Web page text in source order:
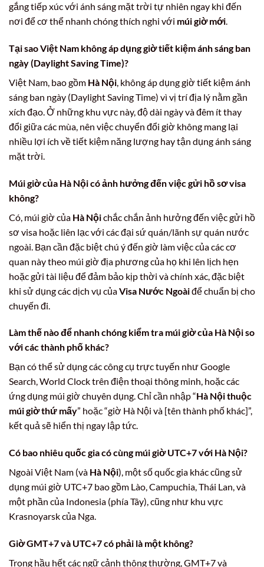
gắng tiếp xúc với ánh sáng mặt trời tự nhiên ngay khi đến
nơi để cơ thể nhanh chóng thích nghi với múi giờ mới.
Tại sao Việt Nam không áp dụng giờ tiết kiệm ánh sáng ban
ngày (Daylight Saving Time)?
Việt Nam, bao gồm Hà Nội , không áp dụng giờ tiết kiệm ánh
sáng ban ngày (Daylight Saving Time) vì vị trí địa lý nằm gần
xích đạo. Ở những khu vực này, độ dài ngày và đêm ít thay
đổi giữa các mùa, nên việc chuyển đổi giờ không mang lại
nhiều lợi ích về tiết kiệm năng lượng hay tận dụng ánh sáng
mặt trời.
Múi giờ của Hà Nội có ảnh hưởng đến việc gửi hồ sơ visa
không?
Có, múi giờ của Hà Nộichắc chắn ảnh hưởng đến việc gửi hồ
sơ visa hoặc liên lạc với các đại sứ quán/lãnh sự quán nước
ngoài. Bạn cần đặc biệt chú ý đến giờ làm việc của các cơ
quan này theo múi giờ địa phương của họ khi lên lịch hẹn
hoặc gửi tài liệu để đảm bảo kịp thời và chính xác, đặc biệt
khi sử dụng các dịch vụ củaVisa Nước Ngoàiđể chuẩn bị cho
chuyến đi.
Làm thế nào để nhanh chóng kiểm tra múi giờ của Hà Nội so
với các thành phố khác?
Bạn có thể sử dụng các công cụ trực tuyến như Google
Search, World Clock trên điện thoại thông minh, hoặc các
ứng dụng múi giờ chuyên dụng. Chỉ cần nhập “Hà Nội thuộc
múi giờ thứ mấy” hoặc “giờ Hà Nội và [tên thành phố khác]”,
kết quả sẽ hiển thị ngay lập tức.
Có bao nhiêu quốc gia có cùng múi giờ UTC+7 với Hà Nội?
Ngoài Việt Nam (và Hà Nội), một số quốc gia khác cũng sử
dụng múi giờ UTC+7 bao gồm Lào, Campuchia, Thái Lan, và
một phần của Indonesia (phía Tây), cũng như khu vực
Krasnoyarsk của Nga.
Giờ GMT+7 và UTC+7 có phải là một không?
Trong hầu hết các ngữ cảnh thông thường, GMT+7 và